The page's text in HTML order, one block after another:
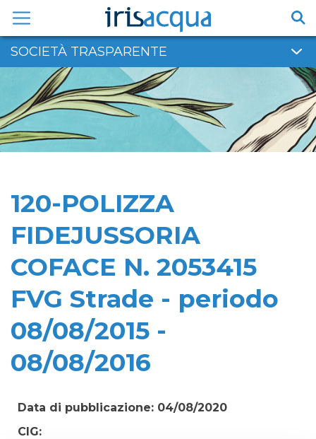
contenuto
SOCIETÀ TRASPARENTE
120-POLIZZA
FIDEJUSSORIA
COFACE N. 2053415
FVG Strade - periodo
08/08/2015 -
08/08/2016
Data di pubblicazione: 04/08/2020
CIG: